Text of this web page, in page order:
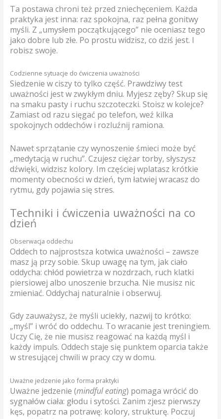
Ta postawa chroni też przed zniechęceniem. Każda
praktyka jest inna: raz spokojna, raz pełna gonitwy
myśli. Z „umysłem początkującego” nie oceniasz tego
jako dobre lub złe. Po prostu widzisz, co dziś jest. I
robisz swoje.
Codzienne sytuacje do ćwiczenia uważności
Siedzenie w ciszy to tylko część. Prawdziwy test
uważności jest w zwykłym dniu. Myjesz zęby? Skup się
na smaku pasty i ruchu szczoteczki. Stoisz w kolejce?
Zamiast od razu sięgać po telefon, weź kilka
spokojnych oddechów i rozluźnij ramiona.
Nawet sprzątanie czy wynoszenie śmieci może być
„medytacją w ruchu”. Czujesz ciężar torby, słyszysz
dźwięki, widzisz kolory. Im częściej wplatasz krótkie
momenty obecności w dzień, tym łatwiej wracasz do
rytmu, gdy pojawia się stres.
Techniki i ćwiczenia uważności na co
dzień
Obserwacja oddechu
Oddech to najprostsza kotwica uważności – zawsze
masz ją przy sobie. Skup uwagę na tym, jak ciało
oddycha: chłód powietrza w nozdrzach, ruch klatki
piersiowej albo unoszenie brzucha. Nie musisz nic
zmieniać. Oddychaj naturalnie i obserwuj.
Gdy zauważysz, że myśli uciekły, nazwij to krótko:
„myśl” i wróć do oddechu. To wracanie jest treningiem.
Uczy Cię, że nie musisz reagować na każdą myśl i
każdy impuls. Oddech staje się punktem oparcia także
w stresującej chwili w pracy czy w domu.
Uważne jedzenie jako forma praktyki
Uważne jedzenie (mindful eating) pomaga wrócić do
sygnałów ciała: głodu i sytości. Zanim zjesz pierwszy
kęs, popatrz na potrawę: kolory, strukturę. Poczuj